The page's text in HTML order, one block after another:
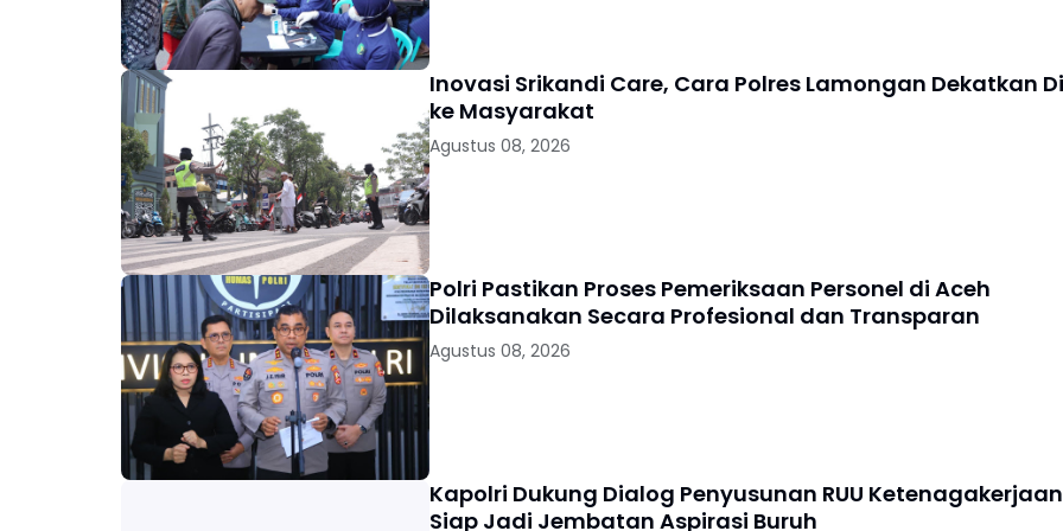
Inovasi Srikandi Care, Cara Polres Lamongan Dekatkan
ke Masyarakat
Agustus 08, 2026
Polri Pastikan Proses Pemeriksaan Personel di Aceh
Dilaksanakan Secara Profesional dan Transparan
Agustus 08, 2026
Kapolri Dukung Dialog Penyusunan RUU
Siap Jadi Jembatan Aspirasi Buruh